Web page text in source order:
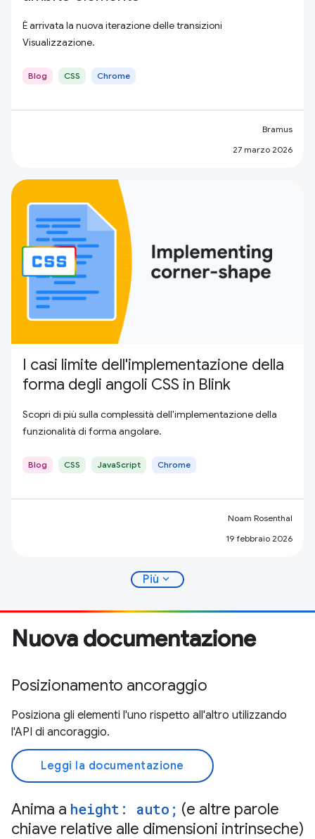
È arrivata la nuova iterazione delle transizioni
Visualizzazione.
Blog CSS Chrome
Bramus
27 marzo 2026
I casi limite dell'implementazione della
forma degli angoli CSS in Blink
Scopri di più sulla complessità dell'implementazione della
funzionalità di forma angolare.
Blog CSS JavaScript Chrome
Noam Rosenthal
19 febbraio 2026
Più expand_more
Nuova documentazione
Posizionamento ancoraggio
Posiziona gli elementi l'uno rispetto all'altro utilizzando
l'API di ancoraggio.
Leggi la documentazione
Anima a height: auto; (e altre parole
chiave relative alle dimensioni intrinseche)